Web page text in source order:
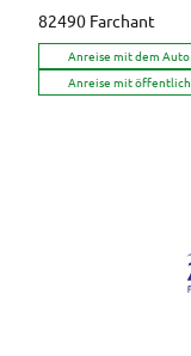
82490 Farchant
Anreise mit dem Auto
Anreise mit
Logo der Ferienregion